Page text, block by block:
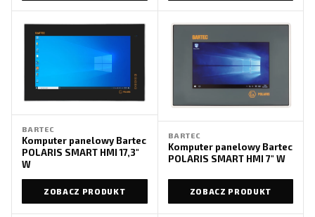
BARTEC
Komputer panelowy Bartec
POLARIS SMART HMI 17,3″
W
ZOBACZ PRODUKT
BARTEC
Komputer panelowy Bartec
POLARIS SMART HMI 7″ W
ZOBACZ PRODUKT